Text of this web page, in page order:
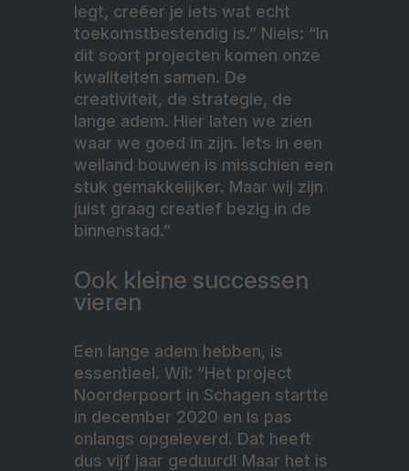
legt, creëer je iets wat echt
toekomstbestendig is.” Niels: “In
dit soort projecten komen onze
kwaliteiten samen. De
creativiteit, de strategie, de
lange adem. Hier laten we zien
waar we goed in zijn. Iets in een
weiland bouwen is misschien een
stuk gemakkelijker. Maar wij zijn
juist graag creatief bezig in de
binnenstad.”
Ook kleine successen
vieren
Een lange adem hebben, is
essentieel. Wil: “Het project
Noorderpoort in Schagen startte
in december 2020 en is pas
onlangs opgeleverd. Dat heeft
dus vijf jaar geduurd! Maar het is